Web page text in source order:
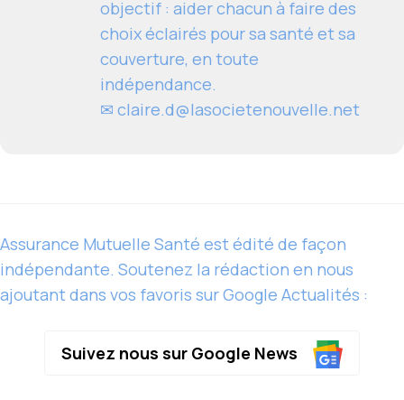
objectif : aider chacun à faire des
choix éclairés pour sa santé et sa
couverture, en toute
indépendance.
✉ claire.d@lasocietenouvelle.net
Assurance Mutuelle Santé est édité de façon
indépendante. Soutenez la rédaction en nous
ajoutant dans vos favoris sur Google Actualités :
Suivez nous sur Google News